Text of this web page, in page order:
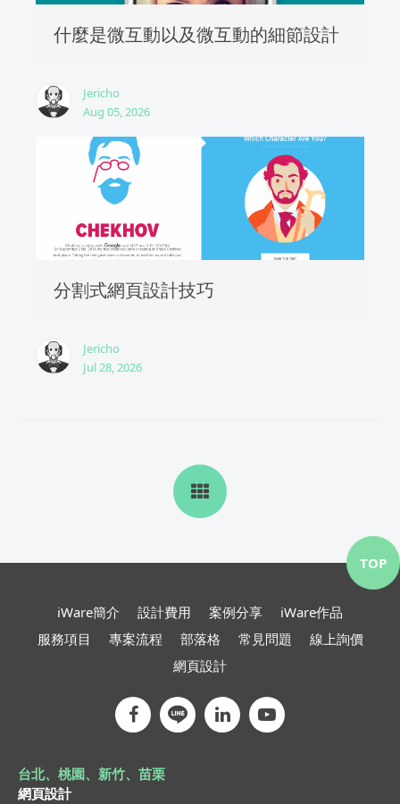
什麼是微互動以及微互動的細節設計
Jericho
Aug 05, 2026
分割式網頁設計技巧
Jericho
Jul 28, 2026
iWare簡介 設計費用 案例分享
iWare作品
服務項目
專案流程 部落格 常見問題
線上詢價
網頁設計
台北、桃園、新竹、苗栗
網頁設計
TOP